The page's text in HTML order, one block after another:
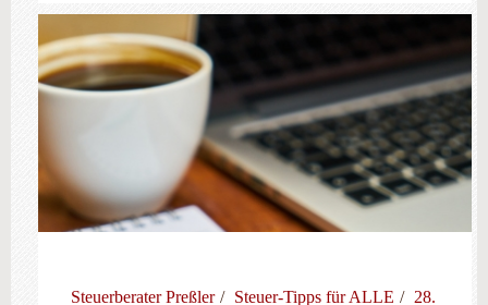
Steuerberater Preßler Steuer-Tipps für ALLE
28.